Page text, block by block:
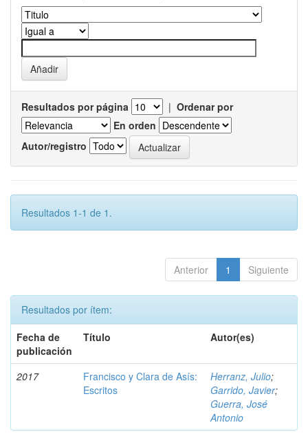
Resultados por página | Ordenar por
En orden
Autor/registro
Resultados 1-1 de 1.
Anterior 1 Siguiente
Resultados por ítem:
Fecha de
publicación
Título Autor(es)
2017
Francisco y Clara de Asís:
Escritos
Herranz, Julio;
Garrido, Javier;
Guerra, José
Antonio